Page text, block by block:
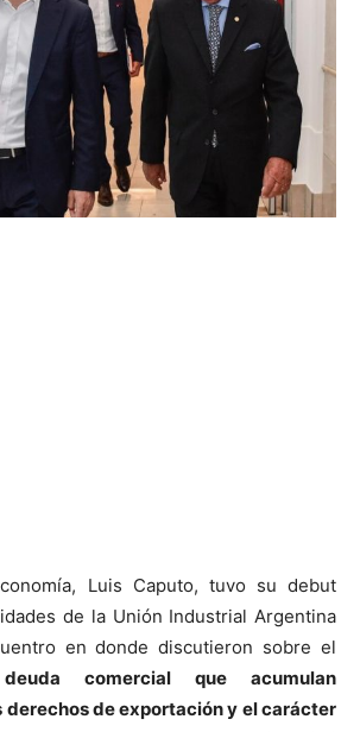
Luis Caputo, tuvo su debut
de la Unión Industrial Argentina
en donde discutieron sobre el
deuda comercial que acumulan
derechos de exportación y el carácter